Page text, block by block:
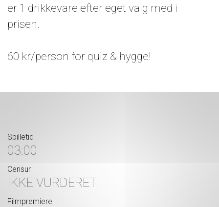
er 1 drikkevare efter eget valg med i
prisen.
60 kr/person for quiz & hygge!
Spilletid
03:00
Censur
IKKE VURDERET
Filmpremiere